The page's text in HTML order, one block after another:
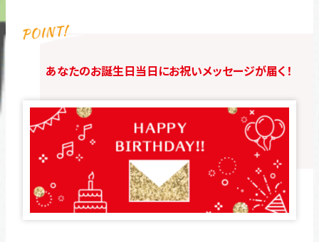
あなたのお誕生日当日にお祝いメッセージが届く！